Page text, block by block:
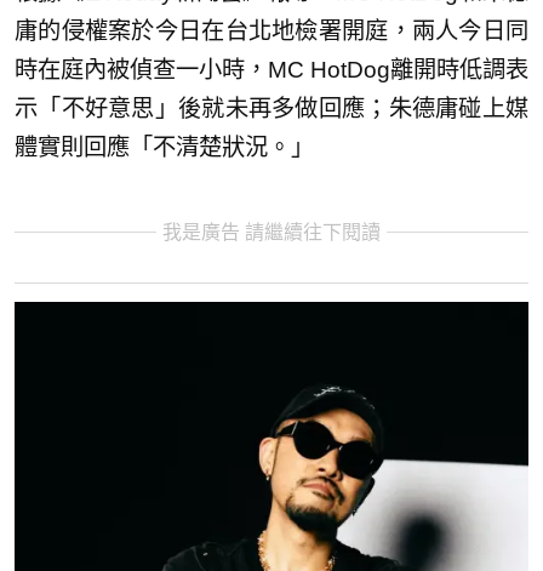
庸的侵權案於今日在台北地檢署開庭，兩人今日同
時在庭內被偵查一小時，MC HotDog離開時低調表
示「不好意思」後就未再多做回應；朱德庸碰上媒
體實則回應「不清楚狀況。」
我是廣告 請繼續往下閱讀